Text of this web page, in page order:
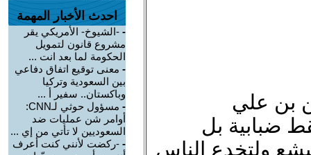
بن علي
ضبابية بل
ولتخدع الناس
احدث الأخبار المهمة
- -الشيوخ- الأمريكي يقر
مشروع قانون لتمويل
الحكومة لما بعد انت ...
- معنى توقيع اتفاق دفاعي
بين السعودية وتركيا
وباكستان.. سفير أ ...
-
مسؤول حوثي لـCNN:
أوامر شن عمليات ضد
السعوديين لا تأتي من إي ...
- -ركضت لأنني كنت أعرف